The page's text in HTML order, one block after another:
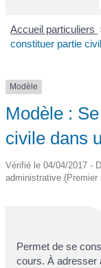
Accueil particuliers
constituer partie
Modèle
Modèle :
civile dans
Vérifié le 04/04/2017 -
administrative (Premier
Permet de se
cours. À adresser